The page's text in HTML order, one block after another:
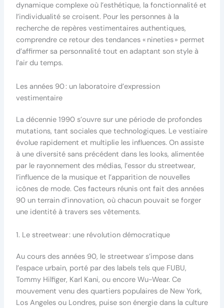
dynamique complexe où l’esthétique, la fonctionnalité et
l’individualité se croisent. Pour les personnes à la
recherche de repères vestimentaires authentiques,
comprendre ce retour des tendances « nineties » permet
d’affirmer sa personnalité tout en adaptant son style à
l’air du temps.
Les années 90 : un laboratoire d’expression
vestimentaire
La décennie 1990 s’ouvre sur une période de profondes
mutations, tant sociales que technologiques. Le vestiaire
évolue rapidement et multiplie les influences. On assiste
à une diversité sans précédent dans les looks, alimentée
par le rayonnement des médias, l’essor du streetwear,
l’influence de la musique et l’apparition de nouvelles
icônes de mode. Ces facteurs réunis ont fait des années
90 un terrain d’innovation, où chacun pouvait se forger
une identité à travers ses vêtements.
1. Le streetwear : une révolution démocratique
Au cours des années 90, le streetwear s’impose dans
l’espace urbain, porté par des labels tels que FUBU,
Tommy Hilfiger, Karl Kani, ou encore Wu-Wear. Ce
mouvement venu des quartiers populaires de New York,
Los Angeles ou Londres, puise son énergie dans la culture